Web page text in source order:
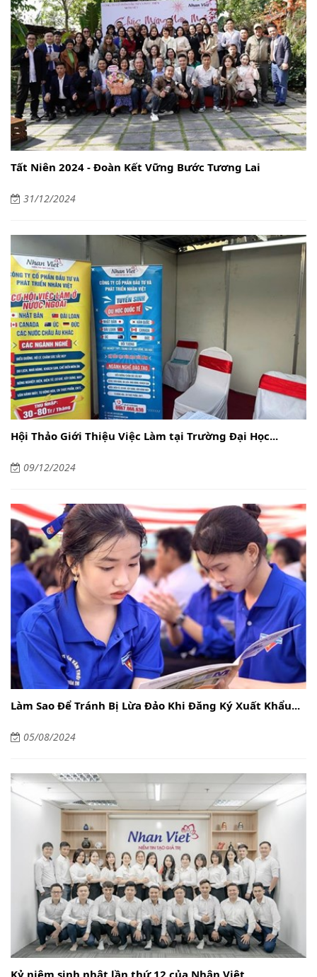
Tất Niên 2024 - Đoàn Kết Vững Bước Tương Lai
31/12/2024
Hội Thảo Giới Thiệu Việc Làm tại Trường Đại Học...
09/12/2024
Làm Sao Để Tránh Bị Lừa Đảo Khi Đăng Ký Xuất Khẩu...
05/08/2024
Kỷ niệm sinh nhật lần thứ 12 của Nhân Việt